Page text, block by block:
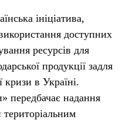
ініціатива,
доступних
ресурсів для
продукції задля
в Україні.
передбачає надання
територіальним